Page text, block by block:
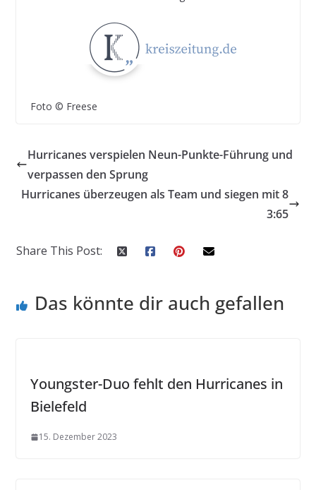
Foto © Freese
Hurricanes verspielen Neun-Punkte-Führung und
verpassen den Sprung
Hurricanes überzeugen als Team und siegen mit 8
3:65
Share This Post:
Das könnte dir auch gefallen
Youngster-Duo fehlt den Hurricanes in
Bielefeld
15. Dezember 2023